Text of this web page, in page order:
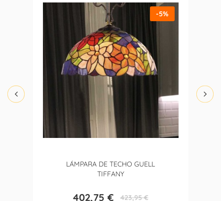
LÁMPARA DE TECHO GUELL
TIFFANY
402,75 € 423,95 €
-5%